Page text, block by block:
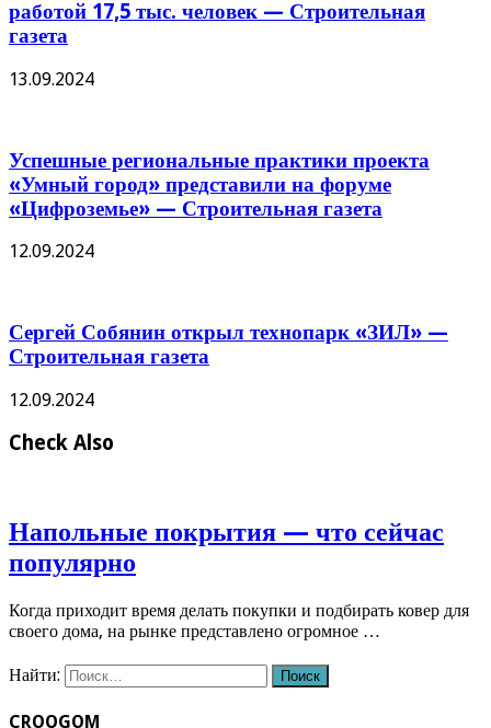
работой 17,5 тыс. человек — Строительная
газета
13.09.2024
Успешные региональные практики проекта
«Умный город» представили на форуме
«Цифроземье» — Строительная газета
12.09.2024
Сергей Собянин открыл технопарк «ЗИЛ» —
Строительная газета
12.09.2024
Check Also
Напольные покрытия — что сейчас
популярно
Когда приходит время делать покупки и подбирать ковер для
своего дома, на рынке представлено огромное …
Найти:
CROOGOM